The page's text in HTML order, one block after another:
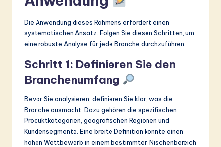
Die Anwendung dieses Rahmens erfordert einen
systematischen Ansatz. Folgen Sie diesen Schritten, um
eine robuste Analyse für jede Branche durchzuführen.
Schritt 1: Definieren Sie den
Branchenumfang
Bevor Sie analysieren, definieren Sie klar, was die
Branche ausmacht. Dazu gehören die spezifischen
Produktkategorien, geografischen Regionen und
Kundensegmente. Eine breite Definition könnte einen
hohen Wettbewerb in einem bestimmten Nischenbereich